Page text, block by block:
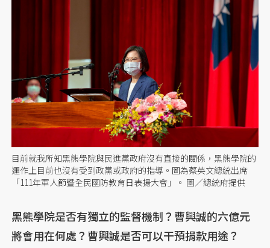
目前就我所知黑熊學院與民進黨政府沒有直接的關係，黑熊學院的
運作上目前也沒有受到政黨或政府的指導。圖為蔡英文總統出席
「111年軍人節暨全民國防教育日表揚大會」。 圖／總統府提供
黑熊學院是否有獨立的監督機制？曹興誠的六億元
將會用在何處？曹興誠是否可以干預捐款用途？